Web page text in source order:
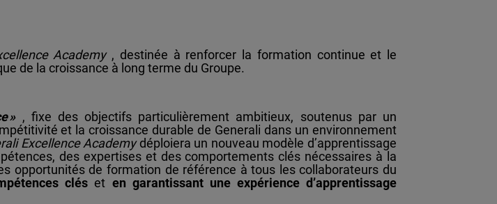
Academy , destinée à renforcer la formation continue et le
de la croissance à long terme du Groupe.
» , fixe des objectifs particulièrement ambitieux, soutenus par un
et la croissance durable de Generali dans un environnement
Excellence Academy déploiera un nouveau modèle d’apprentissage
des expertises et des comportements clés nécessaires à la
opportunités de formation de référence à tous les collaborateurs du
clés et en garantissant une expérience d’apprentissage